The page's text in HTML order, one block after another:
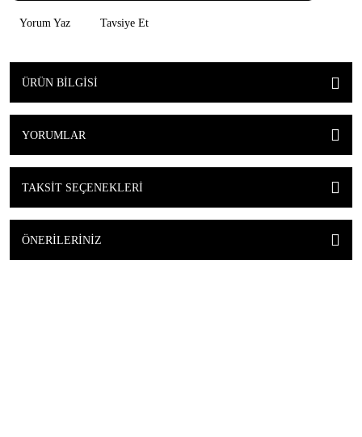
Yorum Yaz Tavsiye Et
ÜRÜN BILGISI
YORUMLAR
TAKSIT SEÇENEKLERI
ÖNERILERINIZ